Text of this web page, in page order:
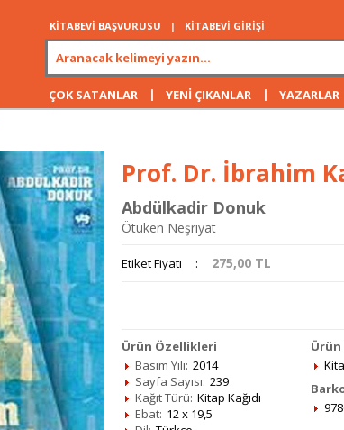
KİTABEVİ BAŞVURUSU | KİTABEVİ GİRİŞİ
ÇOK SATANLAR | YENİ ÇIKANLAR | YAZARLAR
Prof. Dr. İbrahim
Abdülkadir Donuk
Ötüken Neşriyat
Etiket Fiyatı : 275,00 TL
Ürün Özellikleri
Basım Yılı: 2014
Sayfa Sayısı: 239
Kağıt Türü: Kitap Kağıdı
Ebat: 12 x 19,5